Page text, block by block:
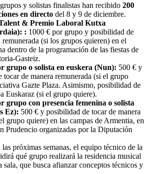
y solistas finalistas han recibido 200
en directo del 8 y 9 de diciembre.
& Premio Laboral Kutxa
: 1000 € por grupo y posibilidad de
remunerada (si los grupos quieren) en el
dentro de la programación de las fiestas de
Gasteiz.
grupo o solista en euskera (Nun): 500 € y
tocar de manera remunerada (si el grupo
Gazte Plaza. Asimismo, posibilidad de
Euskaraz (si el grupo quiere).
grupo con presencia femenina o solista
Ez): 500 € y posibilidad de tocar de manera
grupo quiere) en las campas de Armentia, en
Prudencio organizadas por la Diputación
las próximas semanas, el equipo técnico de la
qué grupo realizará la residencia musical
sala, que busca afianzar conceptos técnicos y